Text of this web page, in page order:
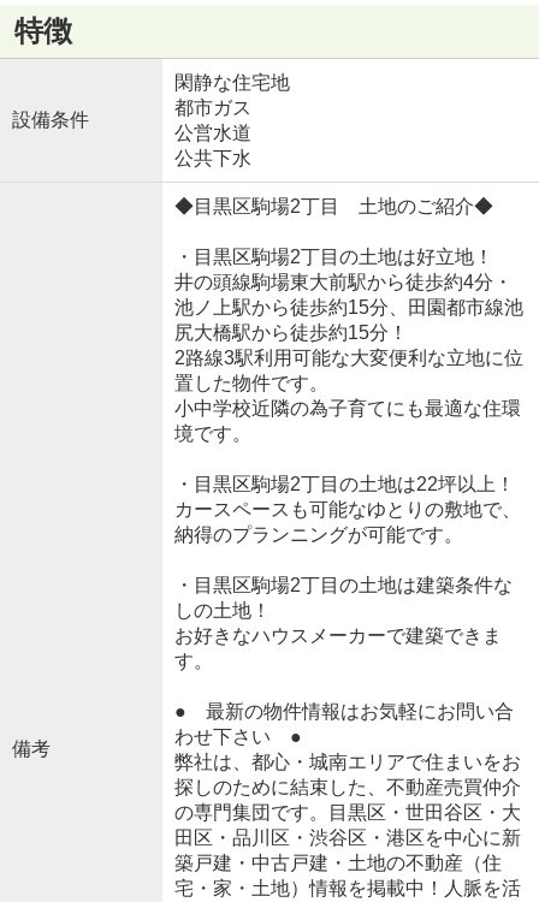
特徴
設備条件
閑静な住宅地
都市ガス
公営水道
公共下水
備考
◆目黒区駒場2丁目 土地のご紹介◆
・目黒区駒場2丁目の土地は好立地！
井の頭線駒場東大前駅から徒歩約4分・
池ノ上駅から徒歩約15分、田園都市線池
尻大橋駅から徒歩約15分！
2路線3駅利用可能な大変便利な立地に位
置した物件です。
小中学校近隣の為子育てにも最適な住環
境です。
・目黒区駒場2丁目の土地は22坪以上！
カースペースも可能なゆとりの敷地で、
納得のプランニングが可能です。
・目黒区駒場2丁目の土地は建築条件な
しの土地！
お好きなハウスメーカーで建築できま
す。
● 最新の物件情報はお気軽にお問い合
わせ下さい ●
弊社は、都心・城南エリアで住まいをお
探しのために結束した、不動産売買仲介
の専門集団です。目黒区・世田谷区・大
田区・品川区・渋谷区・港区を中心に新
築戸建・中古戸建・土地の不動産（住
宅・家・土地）情報を掲載中！人脈を活